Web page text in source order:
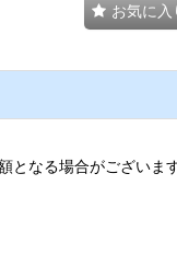
お気に入
なる場合がございま